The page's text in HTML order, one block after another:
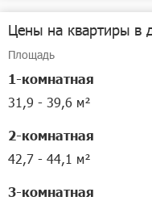
Цены на квартиры в
Площадь
1-комнатная
31,9 - 39,6 м²
2-комнатная
42,7 - 44,1 м²
3-комнатная